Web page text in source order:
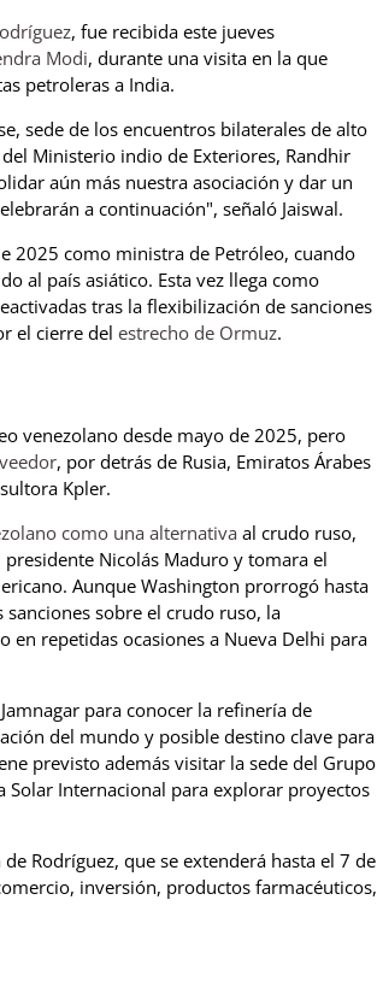
, fue recibida este jueves
Modi, durante una visita en la que
petroleras a India.
sede de los encuentros bilaterales de alto
Ministerio indio de Exteriores, Randhir
aún más nuestra asociación y dar un
a continuación", señaló Jaiswal.
2025 como ministra de Petróleo, cuando
al país asiático. Esta vez llega como
tras la flexibilización de sanciones
el cierre del estrecho de Ormuz.
venezolano desde mayo de 2025, pero
, por detrás de Rusia, Emiratos Árabes
Kpler.
como una alternativa al crudo ruso,
Nicolás Maduro y tomara el
Aunque Washington prorrogó hasta
sobre el crudo ruso, la
repetidas ocasiones a Nueva Delhi para
para conocer la refinería de
del mundo y posible destino clave para
previsto además visitar la sede del Grupo
Solar Internacional para explorar proyectos
Rodríguez, que se extenderá hasta el 7 de
inversión, productos farmacéuticos,